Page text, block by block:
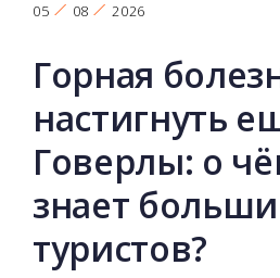
05 08 2026
Горная
настигнуть
Говерлы: о
знает
туристов?